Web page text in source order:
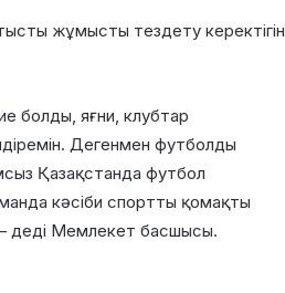
жұмысты тездету керектігін
болды, яғни, клубтар
Дегенмен футболды
Қазақстанда футбол
кәсіби спортты қомақты
деді Мемлекет басшысы.